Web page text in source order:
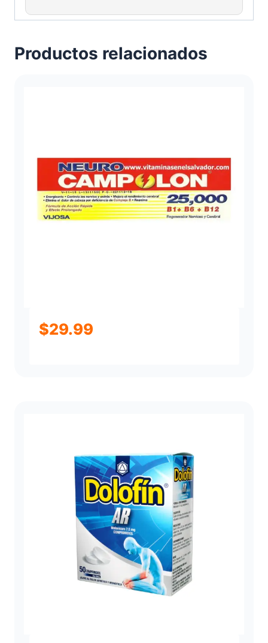
Productos relacionados
$29.99